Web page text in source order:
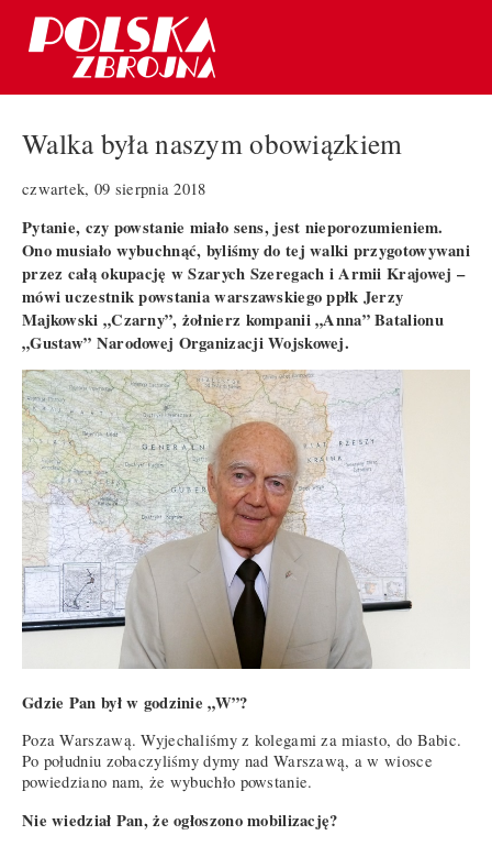
Walka była naszym obowiązkiem
czwartek, 09 sierpnia 2018
Pytanie, czy powstanie miało sens, jest nieporozumieniem.
Ono musiało wybuchnąć, byliśmy do tej walki przygotowywani
przez całą okupację w Szarych Szeregach i Armii Krajowej –
mówi uczestnik powstania warszawskiego ppłk Jerzy
Majkowski „Czarny”, żołnierz kompanii „Anna” Batalionu
„Gustaw” Narodowej Organizacji Wojskowej.
Gdzie Pan był w godzinie „W”?
Poza Warszawą. Wyjechaliśmy z kolegami za miasto, do Babic.
Po południu zobaczyliśmy dymy nad Warszawą, a w wiosce
powiedziano nam, że wybuchło powstanie.
Nie wiedział Pan, że ogłoszono mobilizację?